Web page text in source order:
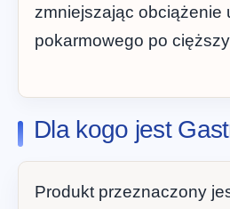
zmniejszając obciążenie
pokarmowego po
Dla kogo jest
Produkt przeznaczony